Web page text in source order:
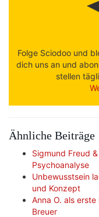
Folge Sciodoo und
dich uns an und
stellen
Ähnliche Beiträge
Sigmund Freud
Psychoanalyse
Unbewusstsein
und Konzept
Anna O. als
Breuer